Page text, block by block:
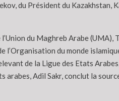
du Président du Kazakhstan,
du Maghreb Arabe (UMA),
du monde
de la Ligue des Etats
arabes, Adil Sakr, conclut la